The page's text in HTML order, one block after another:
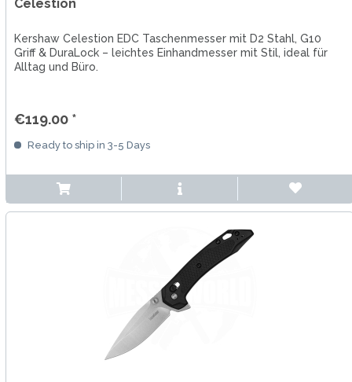
Celestion
Kershaw Celestion EDC Taschenmesser mit D2 Stahl, G10
Griff & DuraLock – leichtes Einhandmesser mit Stil, ideal für
Alltag und Büro.
€119.00 *
Ready to ship in 3-5 Days